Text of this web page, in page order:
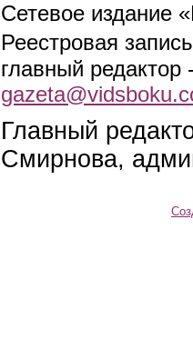
Сетевое издание
Реестровая
главный
Главный
Смирнова,